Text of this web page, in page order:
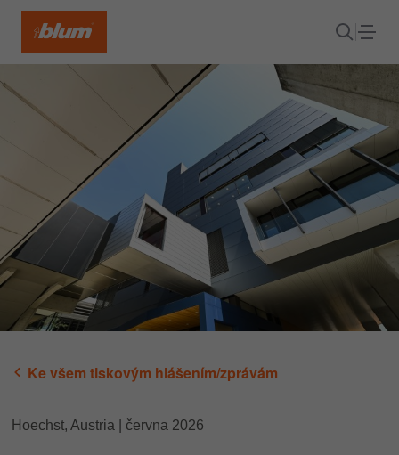
Ke všem tiskovým hlášením/zprávám
Hoechst, Austria | června 2026